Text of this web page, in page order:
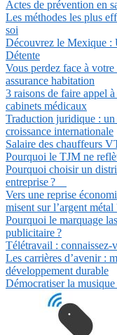
Actes de prévention en
Les méthodes les plus
soi
Découvrez le Mexique :
Détente
Vous perdez face à
assurance habitation
3 raisons de faire appel
cabinets médicaux
Traduction juridique : un
croissance internationale
Salaire des chauffeurs
Pourquoi le TJM ne
Pourquoi choisir un
entreprise ?
Vers une reprise
misent sur l’argent métal
Pourquoi le marquage
publicitaire ?
Télétravail : connaissez-
Les carrières d’avenir :
développement durable
Démocratiser la